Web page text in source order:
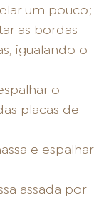
um pouco;
as bordas
igualando o
o
placas de
e espalhar
assada por